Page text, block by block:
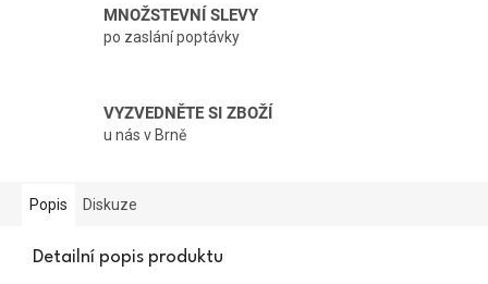
MNOŽSTEVNÍ SLEVY
po zaslání poptávky
VYZVEDNĚTE SI ZBOŽÍ
u nás v Brně
Popis Diskuze
Detailní popis produktu